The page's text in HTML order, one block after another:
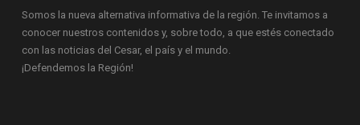
Somos la nueva alternativa informativa de la región. Te invitamos a
conocer nuestros contenidos y, sobre todo, a que estés conectado
con las noticias del Cesar, el país y el mundo.
¡Defendemos la Región!